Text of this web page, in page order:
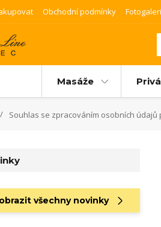
Obchodní podmínky
Masáže
Souhlas se zpracováním osobních
všechny novinky